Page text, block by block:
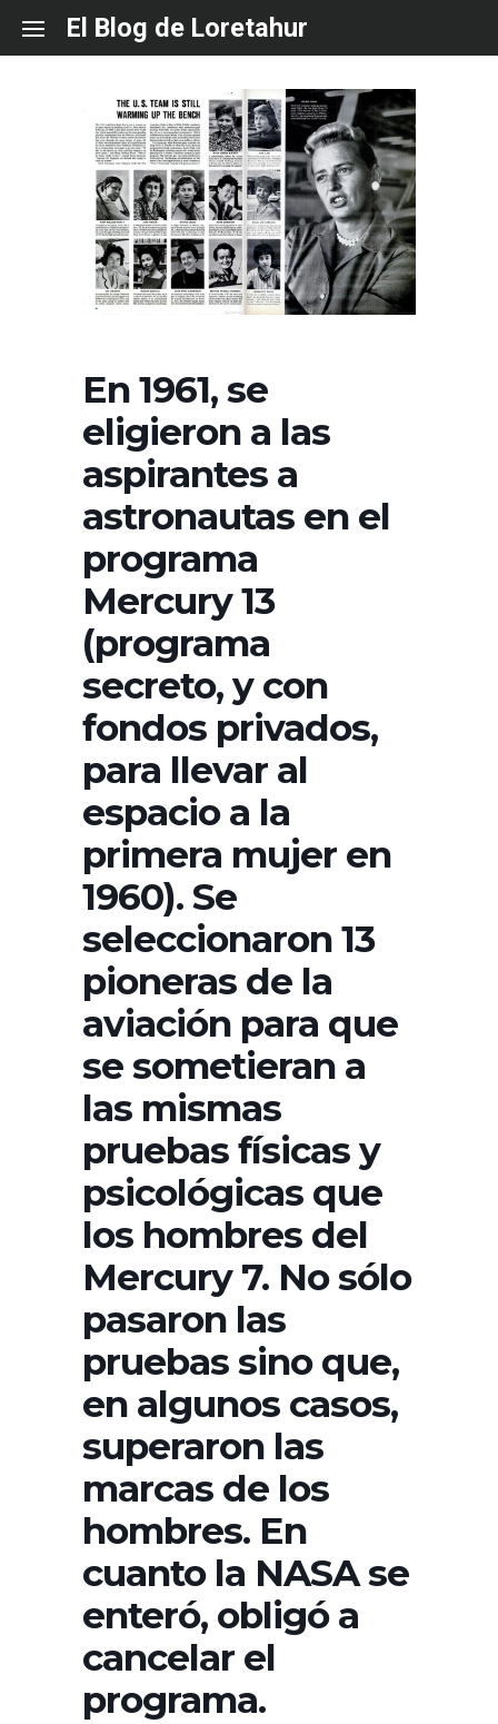
content
El Blog de Loretahur
En 1961, se
eligieron a las
aspirantes a
astronautas en el
programa
Mercury 13
(programa
secreto, y con
fondos privados,
para llevar al
espacio a la
primera mujer en
1960). Se
seleccionaron 13
pioneras de la
aviación para que
se sometieran a
las mismas
pruebas físicas y
psicológicas que
los hombres del
Mercury 7. No sólo
pasaron las
pruebas sino que,
en algunos casos,
superaron las
marcas de los
hombres. En
cuanto la NASA se
enteró, obligó a
cancelar el
programa.